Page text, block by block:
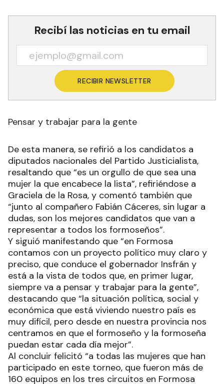
Recibí las noticias en tu email
RECIBIR NEWSLETTER
Pensar y trabajar para la gente
De esta manera, se refirió a los candidatos a
diputados nacionales del Partido Justicialista,
resaltando que “es un orgullo de que sea una
mujer la que encabece la lista”, refiriéndose a
Graciela de la Rosa, y comentó también que
“junto al compañero Fabián Cáceres, sin lugar a
dudas, son los mejores candidatos que van a
representar a todos los formoseños”.
Y siguió manifestando que “en Formosa
contamos con un proyecto político muy claro y
preciso, que conduce el gobernador Insfrán y
está a la vista de todos que, en primer lugar,
siempre va a pensar y trabajar para la gente”,
destacando que “la situación política, social y
económica que está viviendo nuestro país es
muy difícil, pero desde en nuestra provincia nos
centramos en que el formoseño y la formoseña
puedan estar cada día mejor”.
Al concluir felicitó “a todas las mujeres que han
participado en este torneo, que fueron más de
160 equipos en los tres circuitos en Formosa